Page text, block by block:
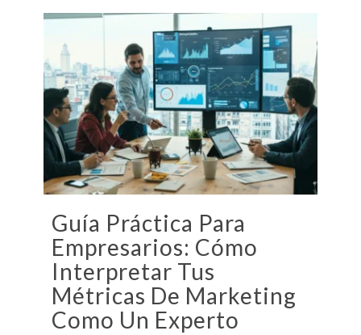
Guía Práctica Para
Empresarios: Cómo
Interpretar Tus
Métricas De Marketing
Como Un Experto